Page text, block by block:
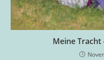
Meine Tracht